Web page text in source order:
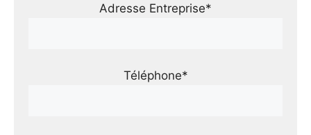
Adresse Entreprise*
Téléphone*